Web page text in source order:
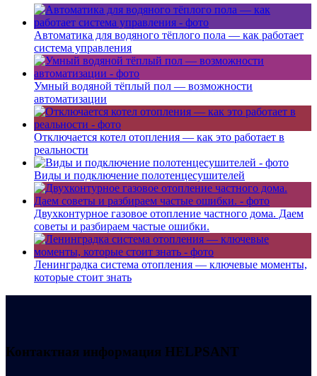
Автоматика для водяного тёплого пола — как работает
система управления
Умный водяной тёплый пол — возможности
автоматизации
Отключается котел отопления — как это работает в
реальности
Виды и подключение полотенцесушителей
Двухконтурное газовое отопление частного дома. Даем
советы и разбираем частые ошибки.
Ленинградка система отопления — ключевые моменты,
которые стоит знать
Контактная информация HELPSANT